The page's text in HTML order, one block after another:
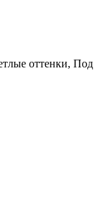
оттенки, Под